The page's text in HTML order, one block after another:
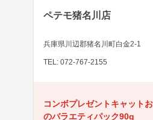
ペテモ猪名川店
兵庫県川辺郡猪名川町白金2-1
TEL: 072-767-2155
コンボプレゼントキャット
のバラエティパック90g